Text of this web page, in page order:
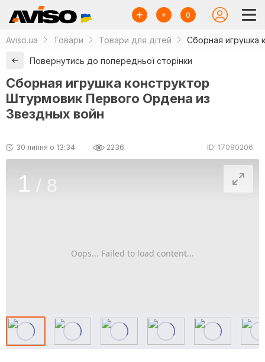
0
Aviso.ua Товари Товари для дітей Сборная игрушка
Повернутись до попередньої сторінки
Сборная игрушка конструктор
Штурмовик Первого Ордена из
Звездных войн
30 липня о 13:34 2236 ID: 17080206
Oops... Failed to load content...
1 / 8